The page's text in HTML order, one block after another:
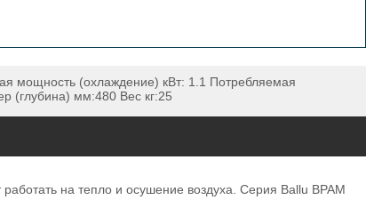
мощность (охлаждение) кВт: 1.1 Потребляемая
(глубина) мм:480 Вес кг:25
на тепло и осушение воздуха. Серия Ballu BPAM